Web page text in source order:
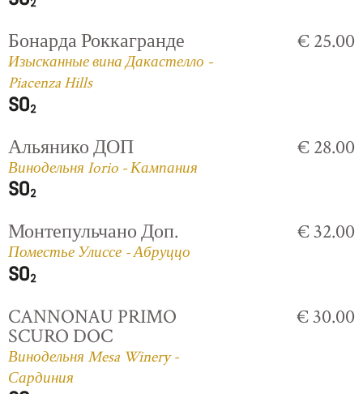
Бонарда Роккагранде
Изысканные вина Дакастелло -
Piacenza Hills
€ 25.00
Альянико ДОП
Винодельня Iorio - Кампания
€ 28.00
Монтепульчано Доп.
Поместье Улиссе - Абруццо
€ 32.00
CANNONAU PRIMO
SCURO DOC
Винодельня Mesa Winery -
Сардиния
€ 30.00